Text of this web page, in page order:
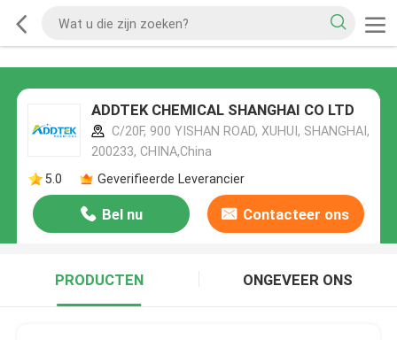
ADDTEK CHEMICAL SHANGHAI CO LTD
C/20F, 900 YISHAN ROAD, XUHUI, SHANGHAI,
200233, CHINA,China
5.0
Geverifieerde Leverancier
Bel nu Contacteer ons
PRODUCTEN ONGEVEER ONS